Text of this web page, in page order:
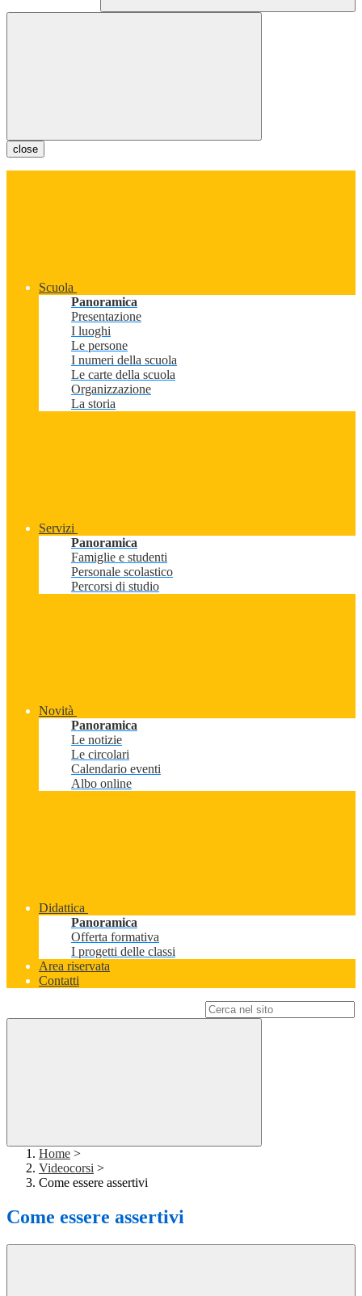
close
Scuola
Panoramica
Presentazione
I luoghi
Le persone
I numeri della scuola
Le carte della scuola
Organizzazione
La storia
Servizi
Panoramica
Famiglie e studenti
Personale scolastico
Percorsi di studio
Novità
Panoramica
Le notizie
Le circolari
Calendario eventi
Albo online
Didattica
Panoramica
Offerta formativa
I progetti delle classi
Area riservata
Contatti
Home >
Videocorsi >
Come essere assertivi
Come essere assertivi